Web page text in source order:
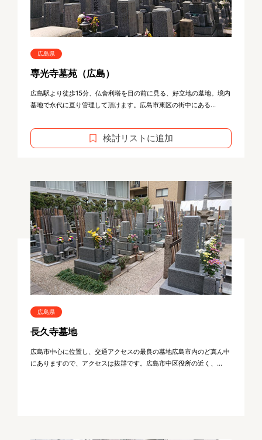
広島県
専光寺墓苑（広島）
広島駅より徒歩15分、仏舎利塔を目の前に見る、好立地の墓地。境内
墓地で永代に亘り管理して頂けます。広島市東区の街中にある...
検討リストに追加
広島県
長久寺墓地
広島市中心に位置し、交通アクセスの最良の墓地広島市内のど真ん中
にありますので、アクセスは抜群です。広島市中区役所の近く、...